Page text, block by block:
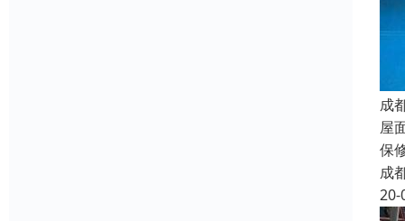
成
屋
保
成
20-